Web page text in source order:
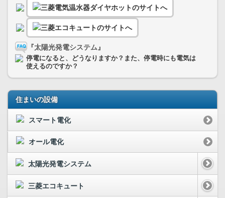
『太陽光発電システム』
停電になると、どうなりますか？また、停電時にも電気は
使えるのですか？
住まいの設備
スマート電化
オール電化
太陽光発電システム
三菱エコキュート